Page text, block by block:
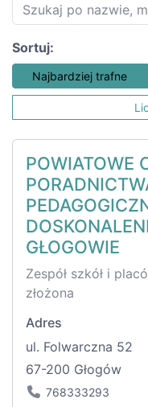
Sortuj:
Najbardziej trafne
POWIATOWE
GŁOGOWIE
Zespół szkół i
złożona
Adres
ul. Folwarczna 52
67-200 Głogów
768333293